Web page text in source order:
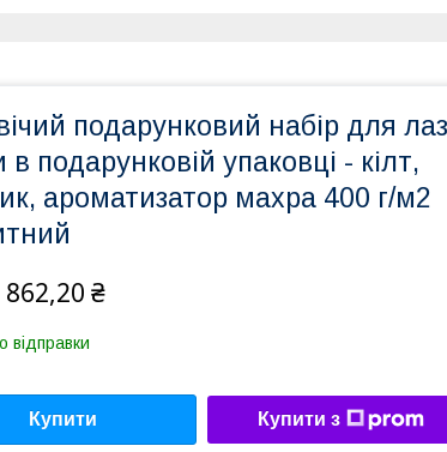
подарунковий набір для
в подарунковій упаковці - кілт,
ароматизатор махра 400 г/м2
862,20 ₴
відправки
Купити Купити з